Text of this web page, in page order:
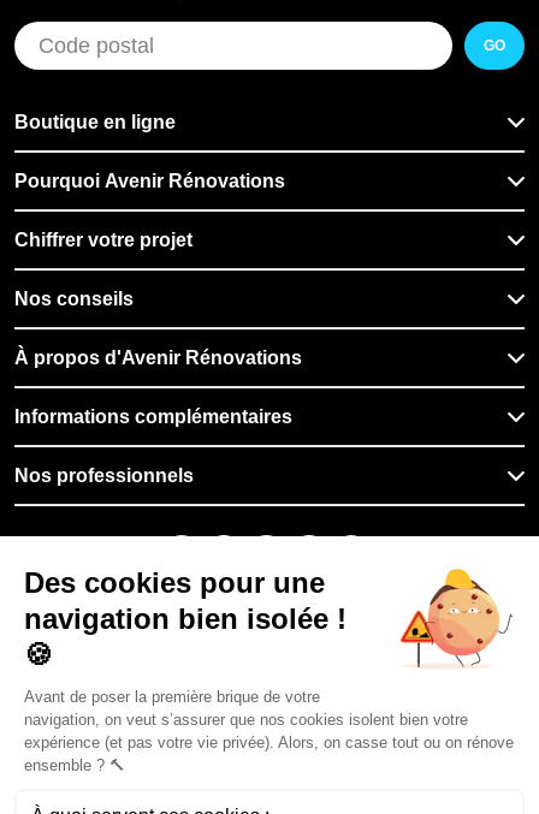
GO
Boutique en ligne
Pourquoi Avenir Rénovations
Chiffrer votre projet
Nos conseils
À propos d'Avenir Rénovations
Informations complémentaires
Nos professionnels